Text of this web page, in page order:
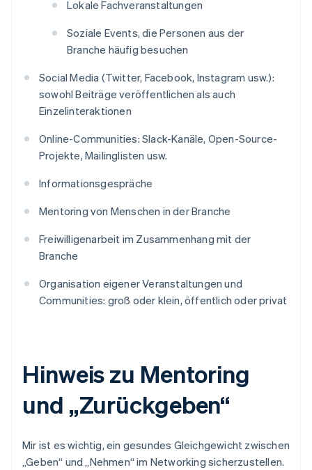
Lokale Fachveranstaltungen
Soziale Events, die Personen aus der
Branche häufig besuchen
Social Media (Twitter, Facebook, Instagram usw.):
sowohl Beiträge veröffentlichen als auch
Einzelinteraktionen
Online-Communities: Slack-Kanäle, Open-Source-
Projekte, Mailinglisten usw.
Informationsgespräche
Mentoring von Menschen in der Branche
Freiwilligenarbeit im Zusammenhang mit der
Branche
Organisation eigener Veranstaltungen und
Communities: groß oder klein, öffentlich oder privat
Hinweis zu Mentoring
und „Zurückgeben“
Mir ist es wichtig, ein gesundes Gleichgewicht zwischen
„Geben“ und „Nehmen“ im Networking sicherzustellen.